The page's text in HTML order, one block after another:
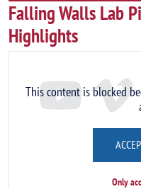
Falling Walls Lab
Highlights
This content is blocked
Only